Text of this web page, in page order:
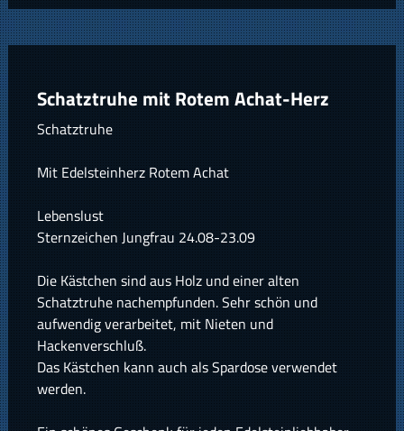
Schatztruhe mit Rotem Achat-Herz
Schatztruhe
Mit Edelsteinherz Rotem Achat
Lebenslust
Sternzeichen Jungfrau 24.08-23.09
Die Kästchen sind aus Holz und einer alten
Schatztruhe nachempfunden. Sehr schön und
aufwendig verarbeitet, mit Nieten und
Hackenverschluß.
Das Kästchen kann auch als Spardose verwendet
werden.